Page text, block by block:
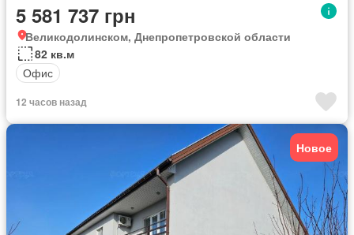
5 581 737 грн
Великодолинском, Днепропетровской области
82 кв.м
Офис
12 часов назад
Новое